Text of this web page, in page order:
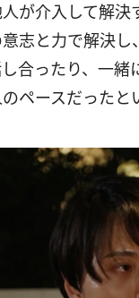
が介入して解
志と力で解決
合ったり、一
ペースだったと